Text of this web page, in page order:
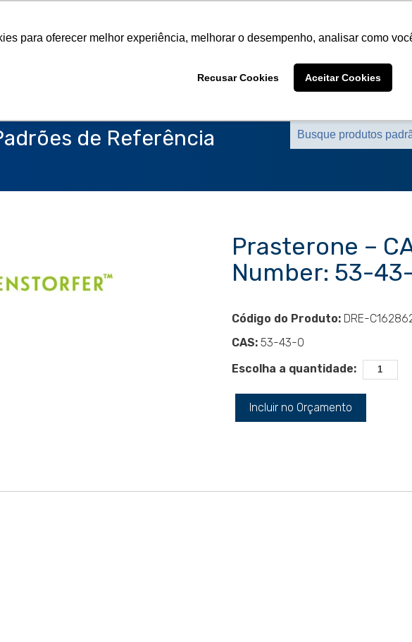
para oferecer melhor experiência, melhorar o desempenho, analisar como
Recusar Cookies Aceitar Cookies
Sobre a CMS
Produtos Marcas
de Referência
Prasterone –
Number: 53-
Código do Produto: DRE-
CAS: 53-43-0
Escolha a quantidade:
Incluir no Orçamento